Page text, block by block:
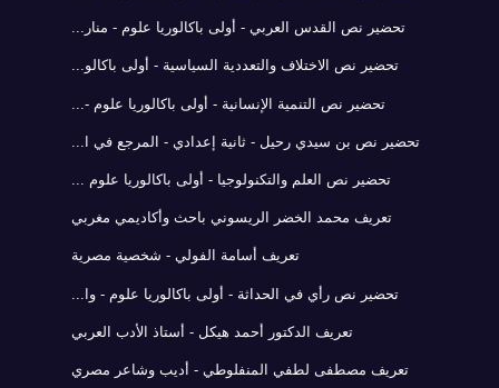
تحضير نص القدس العربي - أولى باكالوريا علوم - منار...
تحضير نص الاختلاف والتعددية السياسية - أولى باكالو...
تحضير نص التنمية الإنسانية - أولى باكالوريا علوم -...
تحضير نص بن سيدي رحيل - ثانية إعدادي - المرجع في ا...
تحضير نص العلم والتكنولوجيا - أولى باكالوريا علوم ...
تعريف محمد الخضر الريسوني باحث وأكاديمي مغربي
تعريف أسامة الفولي - شخصية مصرية
تحضير نص رأي في الحداثة - أولى باكالوريا علوم - وا...
تعريف الدكتور أحمد هيكل - أستاذ الأدب العربي
تعريف مصطفى لطفي المنفلوطي - أديب وشاعر مصري